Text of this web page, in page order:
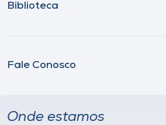
Biblioteca
Fale Conosco
Onde estamos